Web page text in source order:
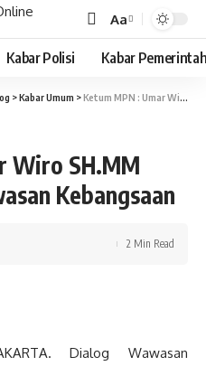
Font
Resizer
Aa
Kabar Polisi Kabar
>Kabar Umum >Ketum MPN : Umar Wiro SH.MM Hadiri Dialog Wawasan Kebangsaan
Wiro SH.MM
Kebangsaan
2 Min Read
Dialog Wawasan